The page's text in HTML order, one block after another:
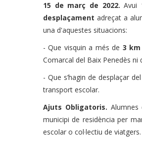
15 de març de 2022. Avui
desplaçament adreçat a
una d'aquestes situacions:
- Que visquin a més de 3 km
Comarcal del Baix Penedès ni
- Que s’hagin de desplaçar
transport escolar.
Ajuts Obligatoris.
municipi de residència per
escolar o col·lectiu de viatgers.